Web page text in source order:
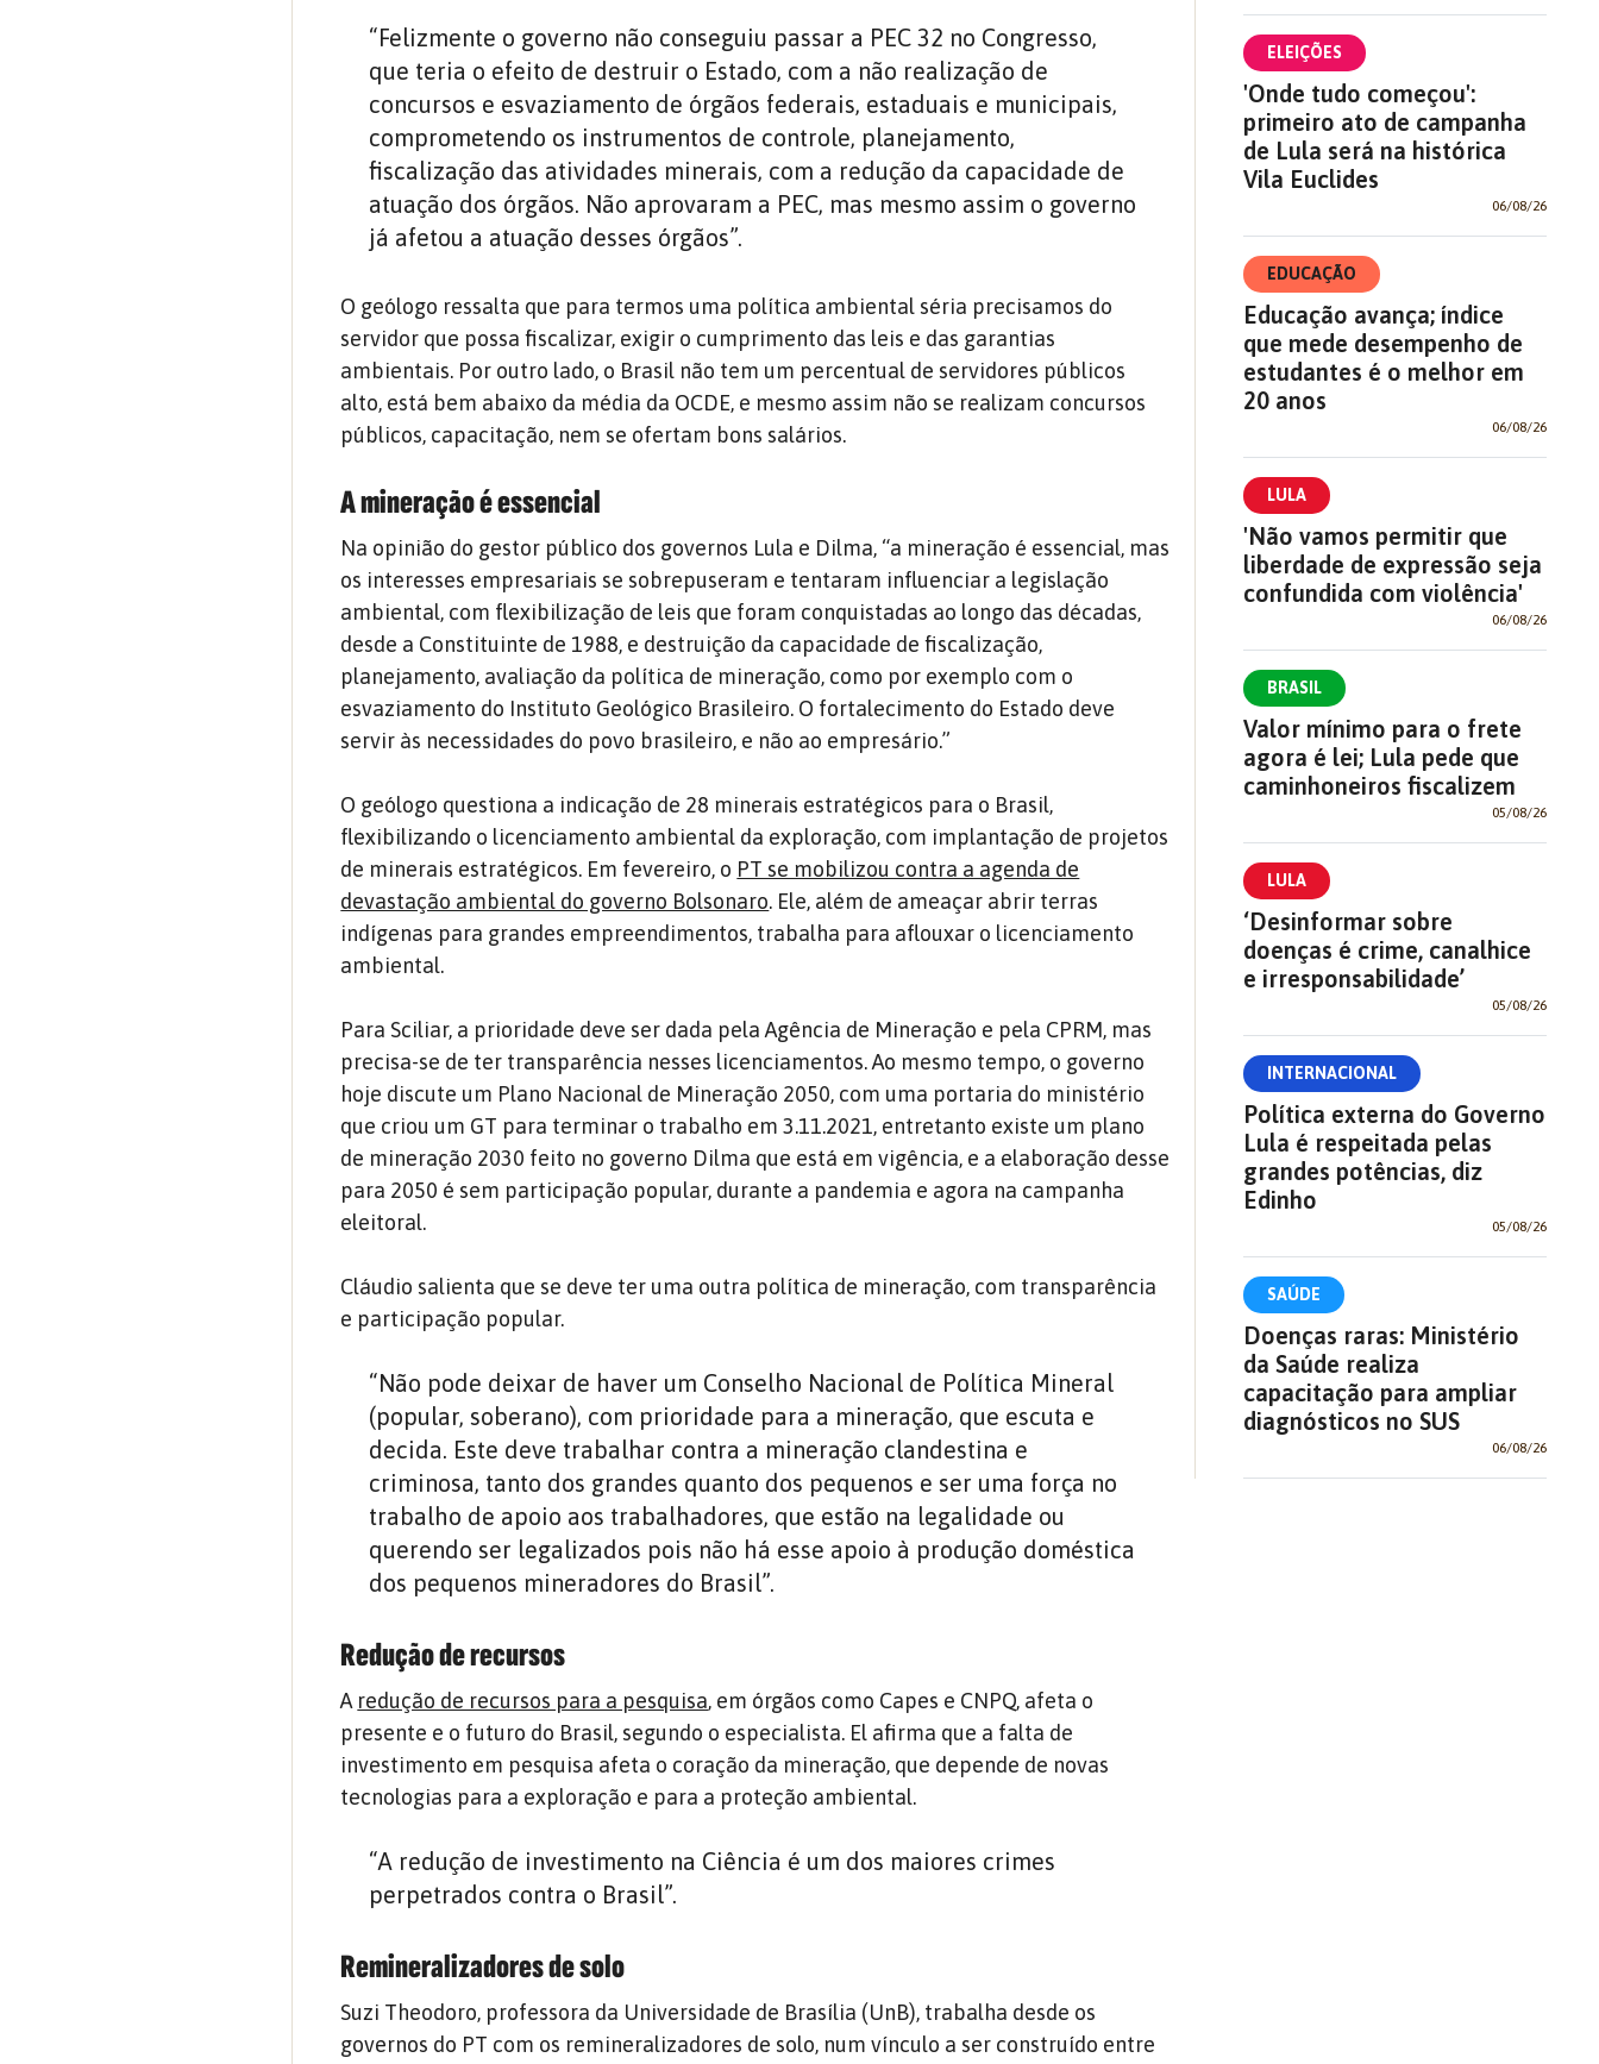
“Felizmente o governo não conseguiu passar a PEC 32 no Congresso,
que teria o efeito de destruir o Estado, com a não realização de
concursos e esvaziamento de órgãos federais, estaduais e municipais,
comprometendo os instrumentos de controle, planejamento,
fiscalização das atividades minerais, com a redução da capacidade de
atuação dos órgãos. Não aprovaram a PEC, mas mesmo assim o governo
já afetou a atuação desses órgãos”.
O geólogo ressalta que para termos uma política ambiental séria precisamos do
servidor que possa fiscalizar, exigir o cumprimento das leis e das garantias
ambientais. Por outro lado, o Brasil não tem um percentual de servidores públicos
alto, está bem abaixo da média da OCDE, e mesmo assim não se realizam concursos
públicos, capacitação, nem se ofertam bons salários.
A mineração é essencial
Na opinião do gestor público dos governos Lula e Dilma, “a mineração é essencial, mas
os interesses empresariais se sobrepuseram e tentaram influenciar a legislação
ambiental, com flexibilização de leis que foram conquistadas ao longo das décadas,
desde a Constituinte de 1988, e destruição da capacidade de fiscalização,
planejamento, avaliação da política de mineração, como por exemplo com o
esvaziamento do Instituto Geológico Brasileiro. O fortalecimento do Estado deve
servir às necessidades do povo brasileiro, e não ao empresário.”
O geólogo questiona a indicação de 28 minerais estratégicos para o Brasil,
flexibilizando o licenciamento ambiental da exploração, com implantação de projetos
de minerais estratégicos. Em fevereiro, o PT se mobilizou contra a agenda de
devastação ambiental do governo Bolsonaro. Ele, além de ameaçar abrir terras
indígenas para grandes empreendimentos, trabalha para aflouxar o licenciamento
ambiental.
Para Sciliar, a prioridade deve ser dada pela Agência de Mineração e pela CPRM, mas
precisa-se de ter transparência nesses licenciamentos. Ao mesmo tempo, o governo
hoje discute um Plano Nacional de Mineração 2050, com uma portaria do ministério
que criou um GT para terminar o trabalho em 3.11.2021, entretanto existe um plano
de mineração 2030 feito no governo Dilma que está em vigência, e a elaboração desse
para 2050 é sem participação popular, durante a pandemia e agora na campanha
eleitoral.
Cláudio salienta que se deve ter uma outra política de mineração, com transparência
e participação popular.
“Não pode deixar de haver um Conselho Nacional de Política Mineral
(popular, soberano), com prioridade para a mineração, que escuta e
decida. Este deve trabalhar contra a mineração clandestina e
criminosa, tanto dos grandes quanto dos pequenos e ser uma força no
trabalho de apoio aos trabalhadores, que estão na legalidade ou
querendo ser legalizados pois não há esse apoio à produção doméstica
dos pequenos mineradores do Brasil”.
Redução de recursos
Aredução de recursos para a pesquisa, em órgãos como Capes e CNPQ, afeta o
presente e o futuro do Brasil, segundo o especialista. El afirma que a falta de
investimento em pesquisa afeta o coração da mineração, que depende de novas
tecnologias para a exploração e para a proteção ambiental.
“A redução de investimento na Ciência é um dos maiores crimes
perpetrados contra o Brasil”.
Remineralizadores de solo
Suzi Theodoro, professora da Universidade de Brasília (UnB), trabalha desde os
governos do PT com os remineralizadores de solo, num vínculo a ser construído entre
ELEIÇÕES
'Onde tudo começou':
primeiro ato de campanha
de Lula será na histórica
Vila Euclides
06/08/26
EDUCAÇÃO
Educação avança; índice
que mede desempenho de
estudantes é o melhor em
20 anos
06/08/26
LULA
'Não vamos permitir que
liberdade de expressão seja
confundida com violência'
06/08/26
BRASIL
Valor mínimo para o frete
agora é lei; Lula pede que
caminhoneiros fiscalizem
05/08/26
LULA
‘Desinformar sobre
doenças é crime, canalhice
e irresponsabilidade’
05/08/26
INTERNACIONAL
Política externa do Governo
Lula é respeitada pelas
grandes potências, diz
Edinho
05/08/26
SAÚDE
Doenças raras: Ministério
da Saúde realiza
capacitação para ampliar
diagnósticos no SUS
06/08/26